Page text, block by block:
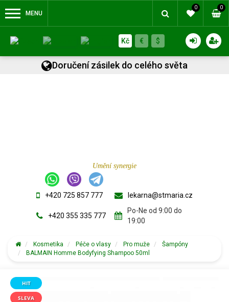
MENU
0 0
Kč € $
Doručení zásilek do celého světa
Umění synergie
+420 725 857 777
+420 355 335 777
lekarna@stmaria.cz
Po-Ne od 9:00 do
19:00
Kosmetika Péče o vlasy Pro muže
Šampóny
BALMAIN Homme Bodyfying Shampoo 50ml
HIT
SLEVA